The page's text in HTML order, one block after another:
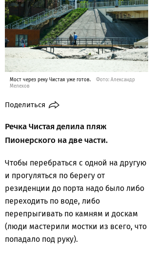
Мост через реку Чистая уже готов.
Фото: Александр
Мелехов
Поделиться
Речка Чистая делила пляж
Пионерского на две части.
Чтобы перебраться с одной на другую
и прогуляться по берегу от
резиденции до порта надо было либо
переходить по воде, либо
перепрыгивать по камням и доскам
(люди мастерили мостки из всего, что
попадало под руку).